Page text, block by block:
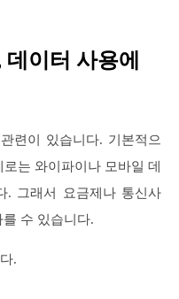
이터 사용에
련이 있습니다. 기본적으
는 와이파이나 모바일 데
. 그래서 요금제나 통신사
수 있습니다.
.